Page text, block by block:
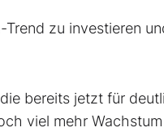
zu investieren
bereits jetzt für
viel mehr Wachstum